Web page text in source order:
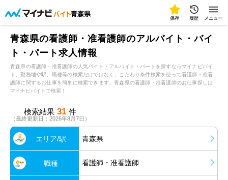
青森県
保存 履歴 メニュー
青森県の看護師・准看護師のアルバイト・バイ
ト・パート求人情報
青森県の看護師・准看護師の人気バイト・アルバイト・パートを探すならマイナビバイ
ト。勤務地や駅、職種等の検索だけではなく、こだわり条件検索を使って看護師・准看
護師に関するお仕事を簡単に検索できます。青森県の看護師・准看護師のお仕事探しは
マイナビバイトで検索！
検索結果 31 件
（最終更新日：2026年8月7日）
エリア/駅 青森県
職種 看護師・准看護師